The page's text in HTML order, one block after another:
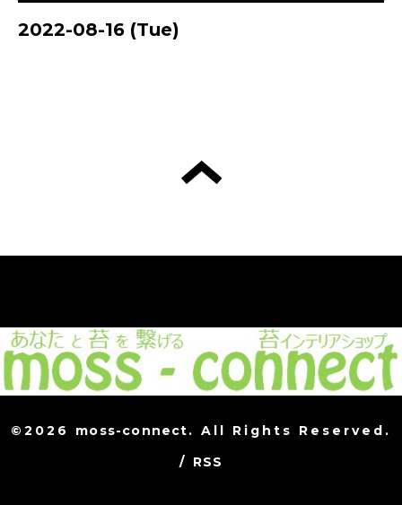
2022-08-16 (Tue)
©2026 moss-connect. All Rights Reserved.
/ RSS